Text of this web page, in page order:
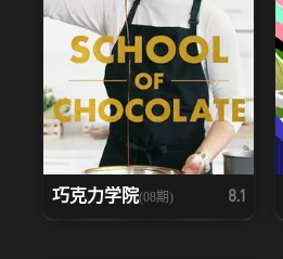
巧克力学院(08期) 8.1